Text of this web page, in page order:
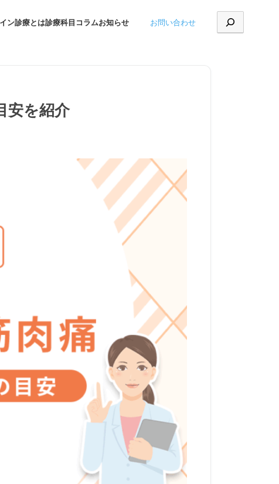
ン診療とは診療科目 コラムお知らせ お問い合わせ
安を紹介